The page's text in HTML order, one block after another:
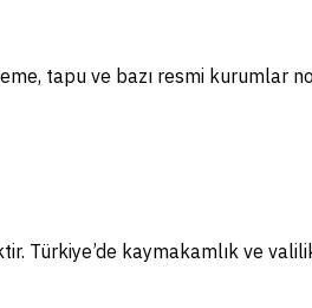
tapu ve bazı resmi kurumlar
Türkiye’de kaymakamlık ve